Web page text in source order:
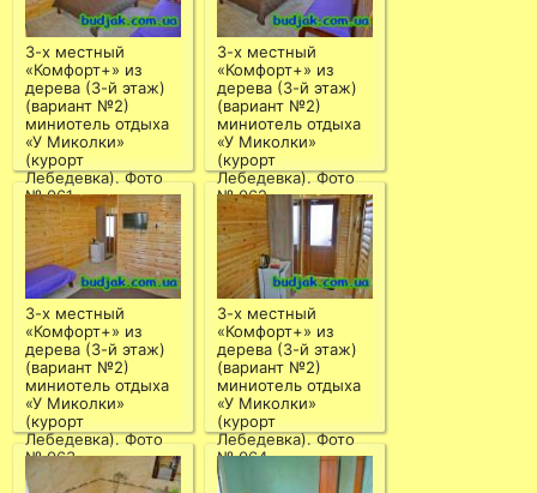
3-х местный
«Комфорт+» из
дерева (3-й этаж)
(вариант №2)
миниотель отдыха
«У Миколки»
(курорт
Лебедевка). Фото
№ 061
3-х местный
«Комфорт+» из
дерева (3-й этаж)
(вариант №2)
миниотель отдыха
«У Миколки»
(курорт
Лебедевка). Фото
№ 062
3-х местный
«Комфорт+» из
дерева (3-й этаж)
(вариант №2)
миниотель отдыха
«У Миколки»
(курорт
Лебедевка). Фото
№ 063
3-х местный
«Комфорт+» из
дерева (3-й этаж)
(вариант №2)
миниотель отдыха
«У Миколки»
(курорт
Лебедевка). Фото
№ 064